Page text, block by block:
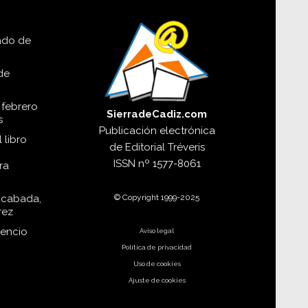
de
SierradeCadiz.com
Publicación electrónica
deEditorial Tréveris